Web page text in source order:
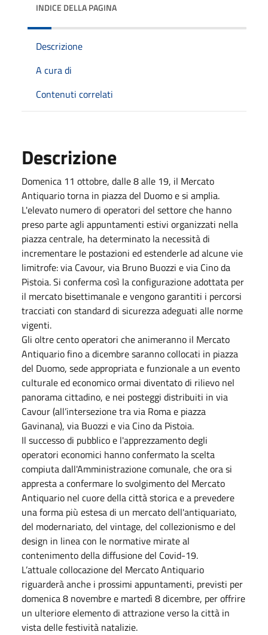
INDICE DELLA PAGINA
Descrizione
A cura di
Contenuti correlati
Descrizione
Domenica 11 ottobre, dalle 8 alle 19, il Mercato
Antiquario torna in piazza del Duomo e si amplia.
L'elevato numero di operatori del settore che hanno
preso parte agli appuntamenti estivi organizzati nella
piazza centrale, ha determinato la necessità di
incrementare le postazioni ed estenderle ad alcune vie
limitrofe: via Cavour, via Bruno Buozzi e via Cino da
Pistoia. Si conferma così la configurazione adottata per
il mercato bisettimanale e vengono garantiti i percorsi
tracciati con standard di sicurezza adeguati alle norme
vigenti.
Gli oltre cento operatori che animeranno il Mercato
Antiquario fino a dicembre saranno collocati in piazza
del Duomo, sede appropriata e funzionale a un evento
culturale ed economico ormai diventato di rilievo nel
panorama cittadino, e nei posteggi distribuiti in via
Cavour (all’intersezione tra via Roma e piazza
Gavinana), via Buozzi e via Cino da Pistoia.
Il successo di pubblico e l'apprezzamento degli
operatori economici hanno confermato la scelta
compiuta dall'Amministrazione comunale, che ora si
appresta a confermare lo svolgimento del Mercato
Antiquario nel cuore della città storica e a prevedere
una forma più estesa di un mercato dell'antiquariato,
del modernariato, del vintage, del collezionismo e del
design in linea con le normative mirate al
contenimento della diffusione del Covid-19.
L’attuale collocazione del Mercato Antiquario
riguarderà anche i prossimi appuntamenti, previsti per
domenica 8 novembre e martedì 8 dicembre, per offrire
un ulteriore elemento di attrazione verso la città in
vista delle festività natalizie.